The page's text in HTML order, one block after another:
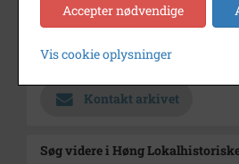
Enhed
Reerslev
Arkiv
Kontakt arkivet
Søg videre i Høng
Accepter nødvendige
Vis cookie oplysninger